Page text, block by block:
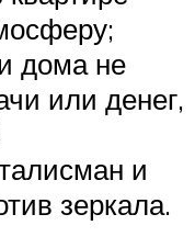
дома не
или денег,
и
зеркала.